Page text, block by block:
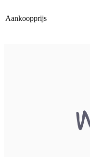
Aankoopprijs